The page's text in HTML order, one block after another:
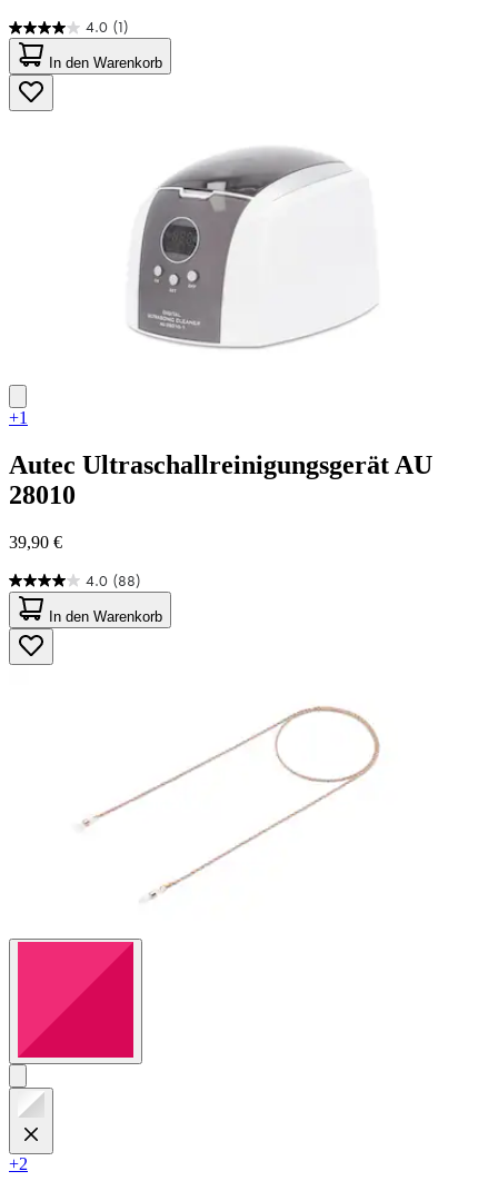
4.0 (1)
4.0
von
5
Sternen.
1
In den Warenkorb
+1
Autec Ultraschallreinigungsgerät AU
28010
39,90 €
4.0 (88)
4.0
von
5
Sternen.
88
In den Warenkorb
+2